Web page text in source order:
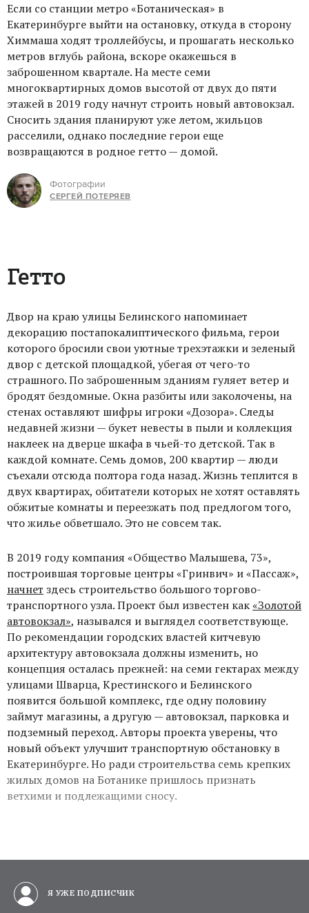
Если со станции метро «Ботаническая» в
Екатеринбурге выйти на остановку, откуда в сторону
Химмаша ходят троллейбусы, и прошагать несколько
метров вглубь района, вскоре окажешься в
заброшенном квартале. На месте семи
многоквартирных домов высотой от двух до пяти
этажей в 2019 году начнут строить новый автовокзал.
Сносить здания планируют уже летом, жильцов
расселили, однако последние герои еще
возвращаются в родное гетто — домой.
Фотографии
СЕРГЕЙ ПОТЕРЯЕВ
Гетто
Двор на краю улицы Белинского напоминает
декорацию постапокалиптического фильма, герои
которого бросили свои уютные трехэтажки и зеленый
двор с детской площадкой, убегая от чего-то
страшного. По заброшенным зданиям гуляет ветер и
бродят бездомные. Окна разбиты или заколочены, на
стенах оставляют шифры игроки «Дозора». Следы
недавней жизни — букет невесты в пыли и коллекция
наклеек на дверце шкафа в чьей-то детской. Так в
каждой комнате. Семь домов, 200 квартир — люди
съехали отсюда полтора года назад. Жизнь теплится в
двух квартирах, обитатели которых не хотят оставлять
обжитые комнаты и переезжать под предлогом того,
что жилье обветшало. Это не совсем так.
В 2019 году компания «Общество Малышева, 73»,
построившая торговые центры «Гринвич» и «Пассаж»,
начнет здесь строительство большого торгово-
транспортного узла. Проект был известен как«Золотой
автовокзал», назывался и выглядел соответствующе.
По рекомендации городских властей китчевую
архитектуру автовокзала должны изменить, но
концепция осталась прежней: на семи гектарах между
улицами Шварца, Крестинского и Белинского
появится большой комплекс, где одну половину
займут магазины, а другую — автовокзал, парковка и
подземный переход. Авторы проекта уверены, что
новый объект улучшит транспортную обстановку в
Екатеринбурге. Но ради строительства семь крепких
жилых домов на Ботанике пришлось признать
ветхими и подлежащими сносу.
Я УЖЕ ПОДПИСЧИК